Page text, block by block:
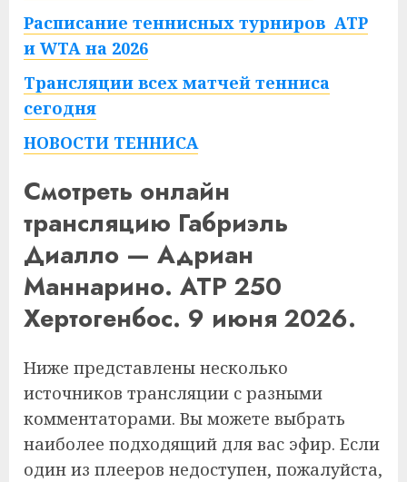
Расписание теннисных турниров ATP
и WTA на 2026
Трансляции всех матчей тенниса
сегодня
НОВОСТИ ТЕННИСА
Смотреть онлайн
трансляцию Габриэль
Диалло — Адриан
Маннарино. ATP 250
Хертогенбос. 9 июня 2026.
Ниже представлены несколько
источников трансляции с разными
комментаторами. Вы можете выбрать
наиболее подходящий для вас эфир. Если
один из плееров недоступен, пожалуйста,